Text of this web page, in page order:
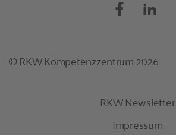
© RKW Kompetenzzentrum 2026
RKW Newsletter
Impressum